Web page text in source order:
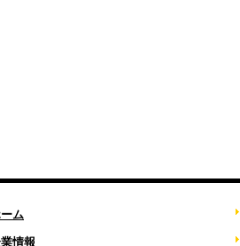
ム
情報